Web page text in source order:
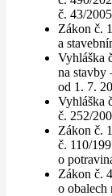
č. 43/
Zákon č.
a
Vyhláška
na stavby
od 1. 7.
Vyhláška
č. 252/
Zákon č.
č. 110/
o
Zákon č.
o obalech